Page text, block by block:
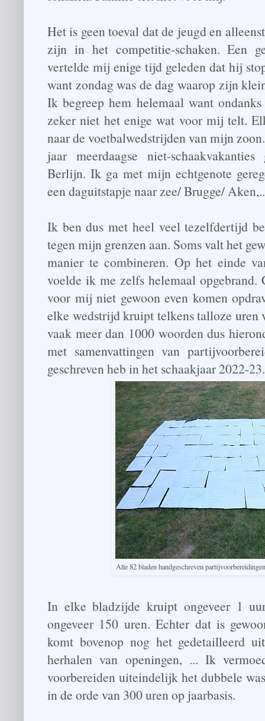
Het is geen toeval dat de jeugd en
zijn in het competitie-schaken. Een
vertelde mij enige tijd geleden dat hij
want zondag was de dag waarop zijn
Ik begreep hem helemaal want
zeker niet het enige wat voor mij telt.
naar de voetbalwedstrijden van mijn
jaar meerdaagse niet-
Berlijn. Ik ga met mijn echtgenote
een daguitstapje naar zee/ Brugge/
Ik ben dus met heel veel tezelfdertijd
tegen mijn grenzen aan. Soms valt het
manier te combineren. Op het einde
voelde ik me zelfs helemaal opgebrand.
voor mij niet gewoon even komen
elke wedstrijd kruipt telkens talloze uren
vaak meer dan 1000 woorden dus
met samenvattingen van
geschreven heb in het schaakjaar 2022-23.
Alle 82 bladen handgeschreven
In elke bladzijde kruipt ongeveer 1
ongeveer 150 uren. Echter dat is
komt bovenop nog het gedetailleerd
herhalen van openingen, ... Ik
voorbereiden uiteindelijk het dubbele
in de orde van 300 uren op jaarbasis.